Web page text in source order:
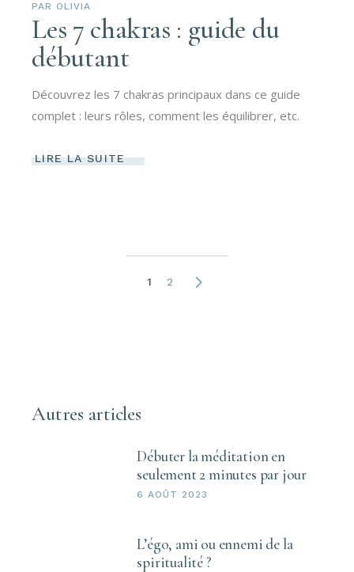
PAR OLIVIA
Les 7 chakras : guide du
débutant
Découvrez les 7 chakras principaux dans ce guide
complet : leurs rôles, comment les équilibrer, etc.
LIRE LA SUITE
Pagination
1 2
Autres articles
Débuter la méditation en
seulement 2 minutes par jour
6 AOÛT 2023
L’égo, ami ou ennemi de la
spiritualité ?